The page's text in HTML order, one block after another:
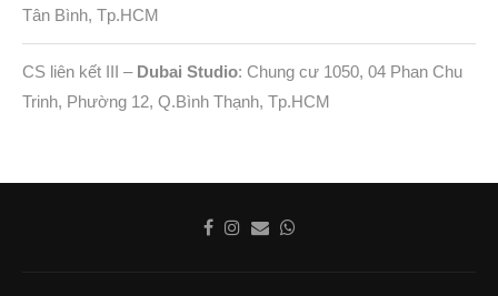
Tân Bình, Tp.HCM
CS liên kết III – Dubai Studio: Chung cư 1050, 04 Phan Chu
Trinh, Phường 12, Q.Bình Thạnh, Tp.HCM